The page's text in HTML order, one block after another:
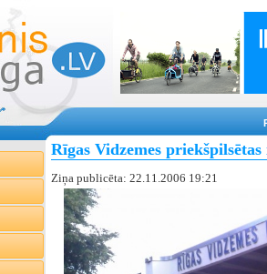
Rīgas Vidzemes
Ziņa publicēta: 22.11.2006 19:21